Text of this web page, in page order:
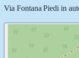
Via Fontana Piedi in